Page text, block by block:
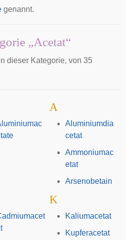
genannt.
„Acetat“
dieser Kategorie, von 35
A
Aluminiumdia
cetat
Ammoniumac
etat
Arsenobetain
K
Kaliumacetat
Kupferacetat